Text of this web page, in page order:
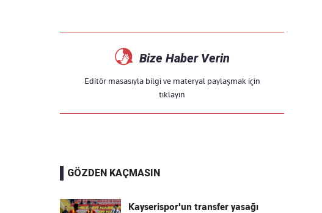
Bize Haber Verin
Editör masasıyla bilgi ve materyal paylaşmak için
tıklayın
GÖZDEN KAÇMASIN
Kayserispor'un transfer yasağı